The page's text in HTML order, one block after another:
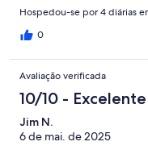
Hospedou-se por 4 diárias
0
Avaliação verificada
10/10 - Excelente
Jim N.
6 de mai. de 2025